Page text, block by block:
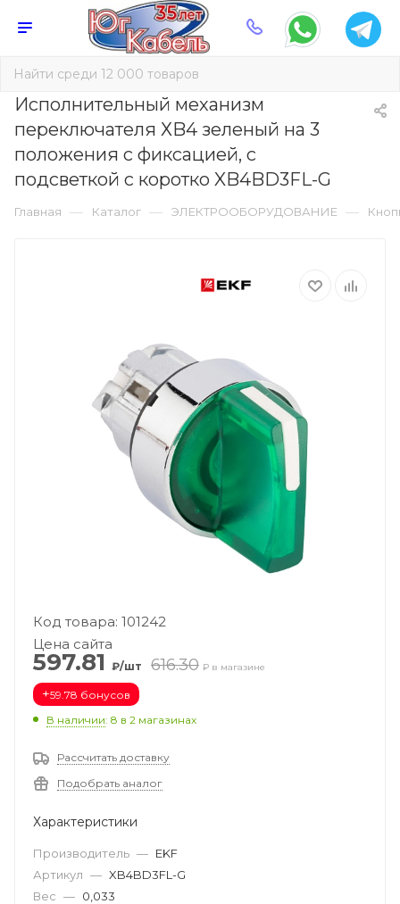
Исполнительный механизм
переключателя ХB4 зеленый на 3
положения с фиксацией, с
подсветкой с коротко XB4BD3FL-G
Главная — Каталог — ЭЛЕКТРООБОРУДОВАНИЕ —
Код товара: 101242
Цена сайта
597.81 ₽/шт 616.30 ₽ в магазине
+59.78 бонусов
В наличии: 8 в 2 магазинах
Рассчитать доставку
Подобрать аналог
Характеристики
Производитель — EKF
Артикул — XB4BD3FL-G
Вес — 0,033